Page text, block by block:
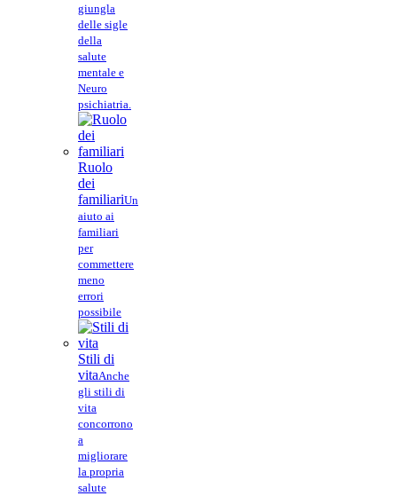
giungla
delle sigle
della
salute
mentale e
Neuro
psichiatria.
Ruolo
dei
familiariUn
aiuto ai
familiari
per
commettere
meno
errori
possibile
Stili di
vitaAnche
gli stili di
vita
concorrono
a
migliorare
la propria
salute